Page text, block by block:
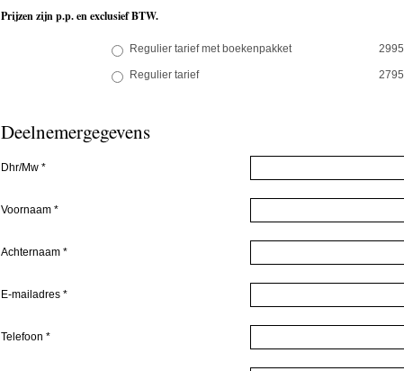
Prijzen zijn p.p. en exclusief BTW.
Regulier tarief met boekenpakket
Regulier tarief
Deelnemergegevens
Dhr/Mw *
Voornaam *
Achternaam *
E-mailadres *
Telefoon *